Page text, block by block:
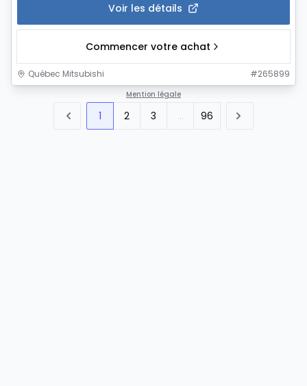
Voir les détails
Commencer votre achat
Québec Mitsubishi #265899
Mention légale
1 2 3 ... 96